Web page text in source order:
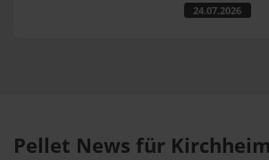
24.07.2026
Pellet News für Kirchheim